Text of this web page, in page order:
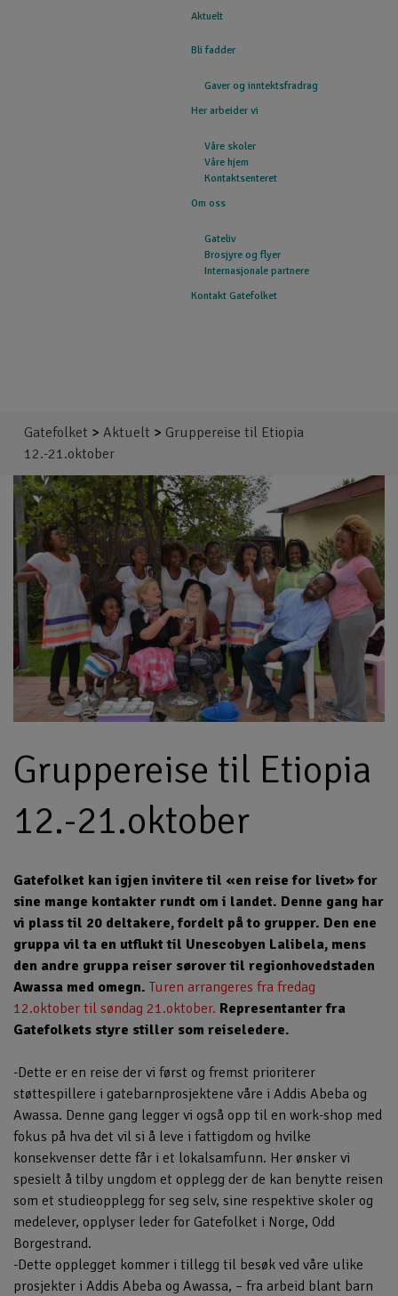
Aktuelt
Bli fadder
Gaver og inntektsfradrag
Her arbeider vi
Våre skoler
Våre hjem
Kontaktsenteret
Om oss
Gateliv
Brosjyre og flyer
Internasjonale partnere
Kontakt Gatefolket
Gatefolket > Aktuelt > Gruppereise til Etiopia
12.-21.oktober
Gruppereise til Etiopia
12.-21.oktober
Gatefolket kan igjen invitere til «en reise for livet» for
sine mange kontakter rundt om i landet. Denne gang har
vi plass til 20 deltakere, fordelt på to grupper. Den ene
gruppa vil ta en utflukt til Unescobyen Lalibela, mens
den andre gruppa reiser sørover til regionhovedstaden
Awassa med omegn. Turen arrangeres fra fredag
12.oktober til søndag 21.oktober. Representanter fra
Gatefolkets styre stiller som reiseledere.
-Dette er en reise der vi først og fremst prioriterer
støttespillere i gatebarnprosjektene våre i Addis Abeba og
Awassa. Denne gang legger vi også opp til en work-shop med
fokus på hva det vil si å leve i fattigdom og hvilke
konsekvenser dette får i et lokalsamfunn. Her ønsker vi
spesielt å tilby ungdom et opplegg der de kan benytte reisen
som et studieopplegg for seg selv, sine respektive skoler og
medelever, opplyser leder for Gatefolket i Norge, Odd
Borgestrand.
-Dette opplegget kommer i tillegg til besøk ved våre ulike
prosjekter i Addis Abeba og Awassa, – fra arbeid blant barn